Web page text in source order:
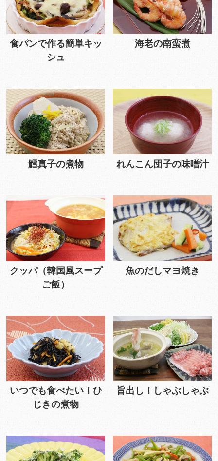
食パンで作る簡単キッ
シュ
海老の南蛮煮
鱈真子の煮物 れんこん団子の味噌汁
クッパ（韓国風スープ
ご飯）
魚のだしマヨ焼き
いつでも食べたい！ひ
じきの煮物
旨出し！しゃぶしゃぶ